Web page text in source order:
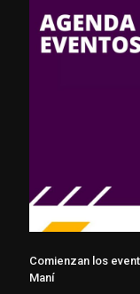
Comienzan los
Maní